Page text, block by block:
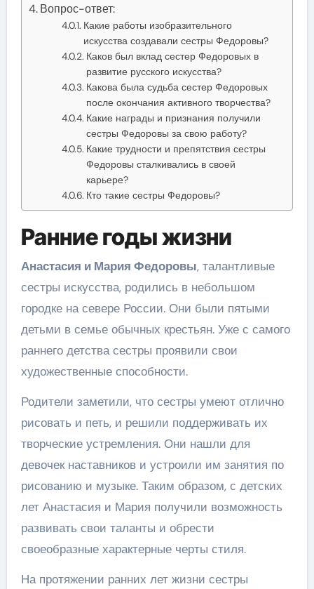
Вопрос-ответ:
Какие работы изобразительного
искусства создавали сестры Федоровы?
Каков был вклад сестер Федоровых в
развитие русского искусства?
Какова была судьба сестер Федоровых
после окончания активного творчества?
Какие награды и признания получили
сестры Федоровы за свою работу?
Какие трудности и препятствия сестры
Федоровы сталкивались в своей
карьере?
Кто такие сестры Федоровы?
Ранние годы жизни
Анастасия и Мария Федоровы, талантливые
сестры искусства, родились в небольшом
городке на севере России. Они были пятыми
детьми в семье обычных крестьян. Уже с самого
раннего детства сестры проявили свои
художественные способности.
Родители заметили, что сестры умеют отлично
рисовать и петь, и решили поддерживать их
творческие устремления. Они нашли для
девочек наставников и устроили им занятия по
рисованию и музыке. Таким образом, с детских
лет Анастасия и Мария получили возможность
развивать свои таланты и обрести
своеобразные характерные черты стиля.
На протяжении ранних лет жизни сестры